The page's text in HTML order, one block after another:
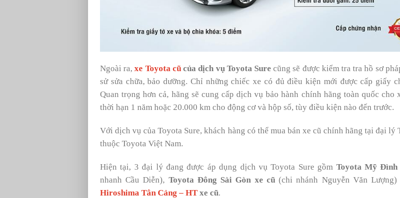
Ngoài ra,xe Toyota cũcủa dịch vụ Toyota Sure cũng sẽ được kiểm tra tra hồ sơ
sử sửa chữa, bảo dưỡng. Chỉ những chiếc xe có đủ điều kiện mới được cấp giấy
Quan trọng hơn cả, hãng sẽ cung cấp dịch vụ bảo hành chính hãng toàn quốc cho
thời hạn 1 năm hoặc 20.000 km cho động cơ và hộp số, tùy điều kiện nào đến trước.
Với dịch vụ của Toyota Sure, khách hàng có thể mua bán xe cũ chính hãng tại đại lý
thuộc Toyota Việt Nam.
Hiện tại, 3 đại lý đang được áp dụng dịch vụ Toyota Sure gồm Toyota Mỹ Đình
nhanh Cầu Diễn), Toyota Đông Sài Gòn xe cũ(chi nhánh Nguyễn Văn Lượng)
Hiroshima Tân Cảng – HT xe cũ.